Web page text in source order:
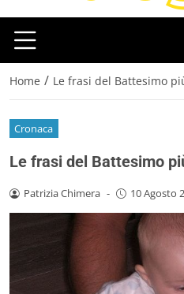
Home / Le frasi del Battesimo
Cronaca
Le frasi del Battesimo
Patrizia Chimera - 10 Agosto